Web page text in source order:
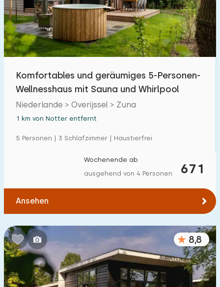
Schwimmbad 23
Eingezäunter Garten 0
Haustierfrei 24
Ladestation Auto
Budget
€ 0 — € 1000+
Mindestanzahl
Schlafzimmern:
1 2 3 5
Badezimmer:
Komfortables und geräumiges 5-Personen-
Wellnesshaus mit Sauna und Whirlpool
Niederlande > Overijssel > Zuna
1 km von Notter entfernt
5 Personen | 3 Schlafzimmer | Haustierfrei
671
Wochenende ab
ausgehend von 4 Personen
Ansehen
8,8